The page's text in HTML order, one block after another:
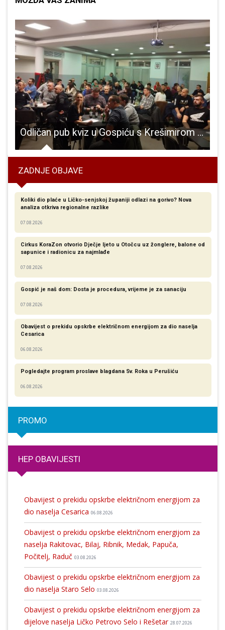
Odličan pub kviz u Gospiću s Krešimirom Sučević Međeralom
ZADNJE OBJAVE
Koliki dio plaće u Ličko-senjskoj županiji odlazi na gorivo? Nova
analiza otkriva regionalne razlike​
07.08.2026
Cirkus KoraZon otvorio Dječje ljeto u Otočcu uz žonglere, balone od
sapunice i radionicu za najmlađe
07.08.2026
Gospić je naš dom: Dosta je procedura, vrijeme je za sanaciju
07.08.2026
Obavijest o prekidu opskrbe električnom energijom za dio naselja
Cesarica
06.08.2026
Pogledajte program proslave blagdana Sv. Roka u Perušiću
06.08.2026
PROMO
HEP OBAVIJESTI
Obavijest o prekidu opskrbe električnom energijom za
dio naselja Cesarica 06.08.2026
Obavijest o prekidu opskrbe električnom energijom za
naselja Rakitovac, Bilaj, Ribnik, Medak, Papuča,
Počitelj, Raduč 03.08.2026
Obavijest o prekidu opskrbe električnom energijom za
dio naselja Staro Selo 03.08.2026
Obavijest o prekidu opskrbe električnom energijom za
dijelove naselja Ličko Petrovo Selo i Rešetar 28.07.2026